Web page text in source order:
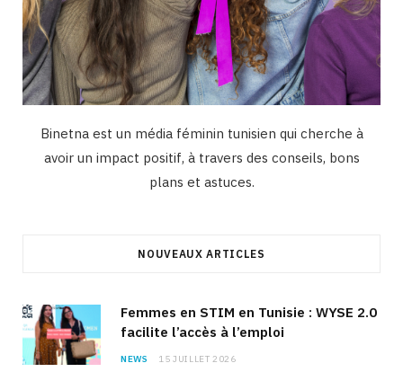
Binetna est un média féminin tunisien qui cherche à
avoir un impact positif, à travers des conseils, bons
plans et astuces.
NOUVEAUX ARTICLES
Femmes en STIM en Tunisie : WYSE 2.0
facilite l’accès à l’emploi
NEWS 15 JUILLET 2026